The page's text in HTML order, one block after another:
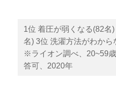
1位 着圧が弱くなる(82名
名) 3位 洗濯方法がわから
※ライオン調べ、20~59
答可、2020年